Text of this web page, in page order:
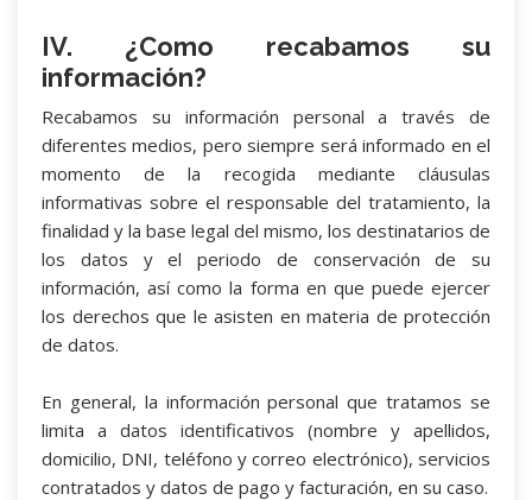
IV. ¿Como recabamos su
información?
Recabamos su información personal a través de
diferentes medios, pero siempre será informado en el
momento de la recogida mediante cláusulas
informativas sobre el responsable del tratamiento, la
finalidad y la base legal del mismo, los destinatarios de
los datos y el periodo de conservación de su
información, así como la forma en que puede ejercer
los derechos que le asisten en materia de protección
de datos.
En general, la información personal que tratamos se
limita a datos identificativos (nombre y apellidos,
domicilio, DNI, teléfono y correo electrónico), servicios
contratados y datos de pago y facturación, en su caso.